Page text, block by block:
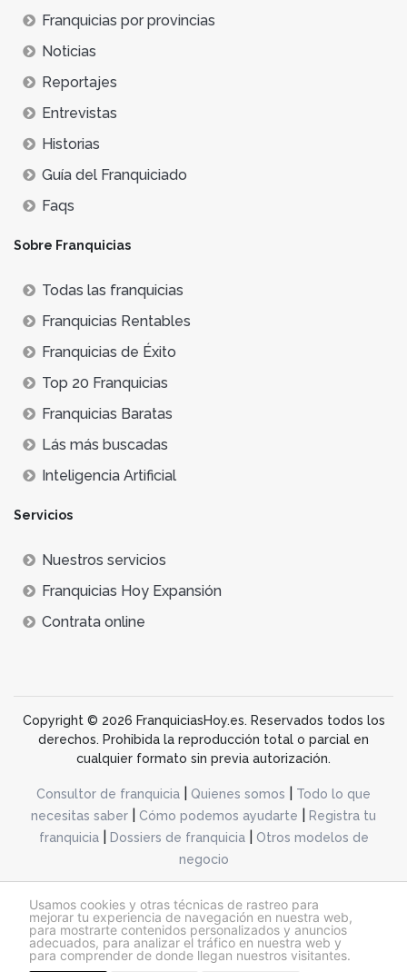
Usamos cookies y otras técnicas de rastreo para
mejorar tu experiencia de navegación en nuestra web,
para mostrarte contenidos personalizados y anuncios
adecuados, para analizar el tráfico en nuestra web y
para comprender de donde llegan nuestros visitantes.
Franquicias por provincias
Noticias
Reportajes
Entrevistas
Historias
Guía del Franquiciado
Faqs
Sobre Franquicias
Todas las franquicias
Franquicias Rentables
Franquicias de Éxito
Top 20 Franquicias
Franquicias Baratas
Lás más buscadas
Inteligencia Artificial
Servicios
Nuestros servicios
Franquicias Hoy Expansión
Contrata online
Copyright © 2026 FranquiciasHoy.es. Reservados todos los
derechos. Prohibida la reproducción total o parcial en
cualquier formato sin previa autorización.
Consultor de franquicia Quienes somos
Todo lo que
necesitas saber
Cómo podemos ayudarte
Registra tu
franquicia| Dossiers de franquicia|
Otros modelos de
negocio
@franquiciashoy.es |Aviso legal| Política de cookies|Política de privacidad